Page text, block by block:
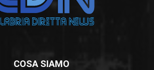
COSA SIAMO